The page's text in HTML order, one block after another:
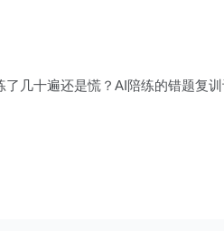
了几十遍还是慌？AI陪练的错题复